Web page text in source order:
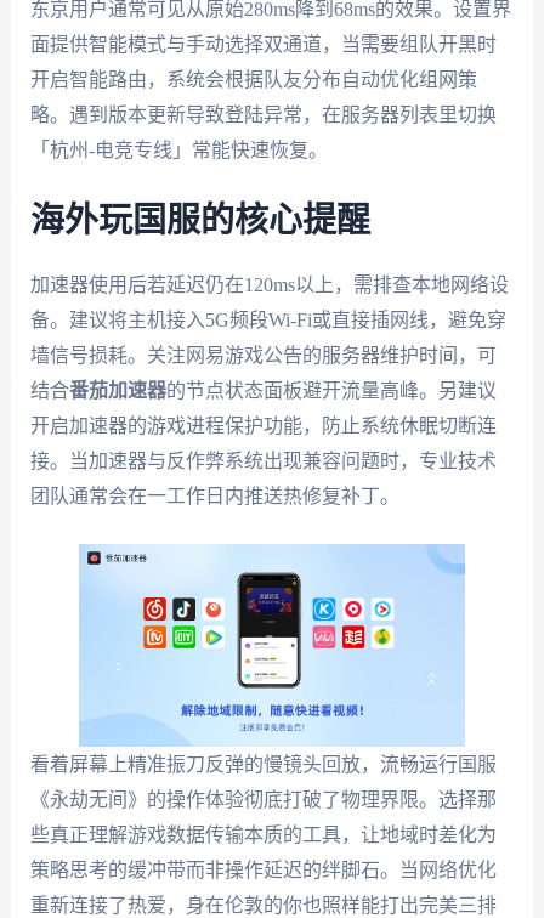
东京用户通常可见从原始280ms降到68ms的效果。设置界
面提供智能模式与手动选择双通道，当需要组队开黑时
开启智能路由，系统会根据队友分布自动优化组网策
略。遇到版本更新导致登陆异常，在服务器列表里切换
「杭州-电竞专线」常能快速恢复。
海外玩国服的核心提醒
加速器使用后若延迟仍在120ms以上，需排查本地网络设
备。建议将主机接入5G频段Wi-Fi或直接插网线，避免穿
墙信号损耗。关注网易游戏公告的服务器维护时间，可
结合番茄加速器的节点状态面板避开流量高峰。另建议
开启加速器的游戏进程保护功能，防止系统休眠切断连
接。当加速器与反作弊系统出现兼容问题时，专业技术
团队通常会在一工作日内推送热修复补丁。
看着屏幕上精准振刀反弹的慢镜头回放，流畅运行国服
《永劫无间》的操作体验彻底打破了物理界限。选择那
些真正理解游戏数据传输本质的工具，让地域时差化为
策略思考的缓冲带而非操作延迟的绊脚石。当网络优化
重新连接了热爱，身在伦敦的你也照样能打出完美三排